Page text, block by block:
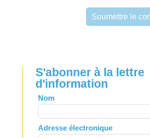
Soumettre le
S'abonner à la lettre
d'information
Leave
this
field
blank
Nom
Adresse électronique